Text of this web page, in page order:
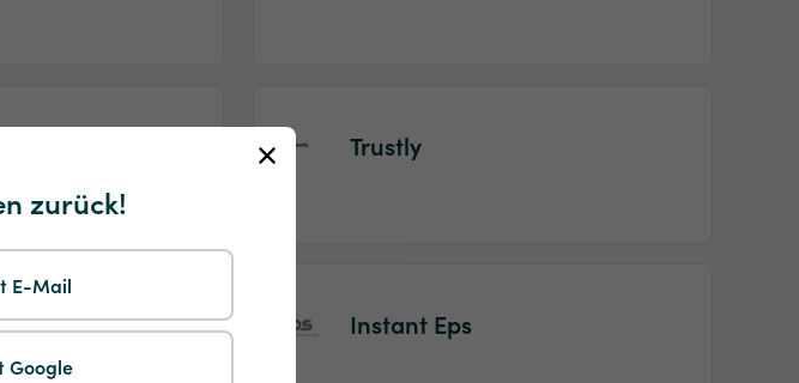
zurück!
E-Mail
Google
Trustly
Instant Eps